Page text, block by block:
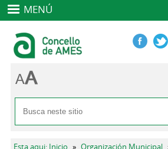
MENÚ
Formulario de busca
Buscar
Vostede está aquí
Esta aqui: Inicio » Organización Municipal